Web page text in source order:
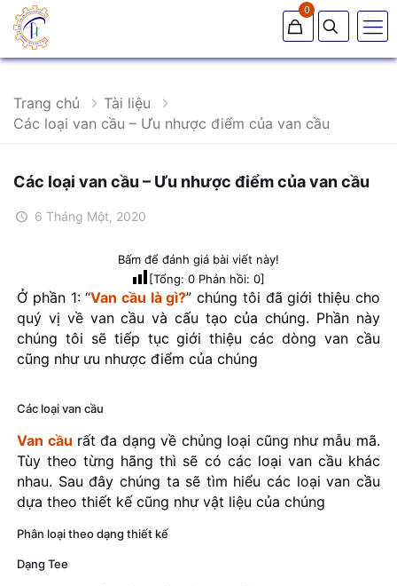
0
Trang chủ
Tài liệu
Các loại van cầu – Ưu nhược điểm của van cầu
Các loại van cầu – Ưu nhược điểm của van cầu
6 Tháng Một, 2020
Bấm để đánh giá bài viết này!
[Tổng:0 Phản hồi:0]
Ở phần 1: “Van cầu là gì?” chúng tôi đã giới thiệu cho
quý vị về van cầu và cấu tạo của chúng. Phần này
chúng tôi sẽ tiếp tục giới thiệu các dòng van cầu
cũng như ưu nhược điểm của chúng
Các loại van cầu
Van cầu rất đa dạng về chủng loại cũng như mẫu mã.
Tùy theo từng hãng thì sẽ có các loại van cầu khác
nhau. Sau đây chúng ta sẽ tìm hiểu các loại van cầu
dựa theo thiết kế cũng như vật liệu của chúng
Phân loại theo dạng thiết kế
Dạng Tee